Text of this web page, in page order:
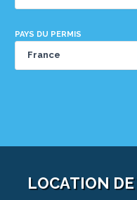
PAYS DU PERMIS
LOCATION